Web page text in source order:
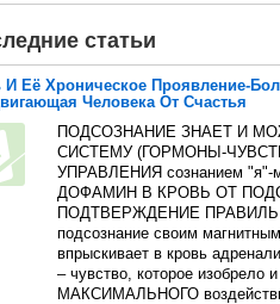
статьи
И Её Хроническое Проявление-
Человека От Счастья
ПОДСОЗНАНИЕ ЗНАЕТ И
СИСТЕМУ (ГОРМОНЫ-
УПРАВЛЕНИЯ сознанием
ДОФАМИН В КРОВЬ ОТ
ПОДТВЕРЖДЕНИЕ
подсознание своим
впрыскивает в кровь
– чувство, которое изобрело
МАКСИМАЛЬНОГО